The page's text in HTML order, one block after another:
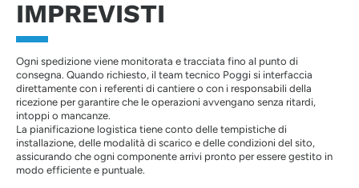
IMPREVISTI
Ogni spedizione viene monitorata e tracciata fino al punto di
consegna. Quando richiesto, il team tecnico Poggi si interfaccia
direttamente con i referenti di cantiere o con i responsabili della
ricezione per garantire che le operazioni avvengano senza ritardi,
intoppi o mancanze.
La pianificazione logistica tiene conto delle tempistiche di
installazione, delle modalità di scarico e delle condizioni del sito,
assicurando che ogni componente arrivi pronto per essere gestito in
modo efficiente e puntuale.